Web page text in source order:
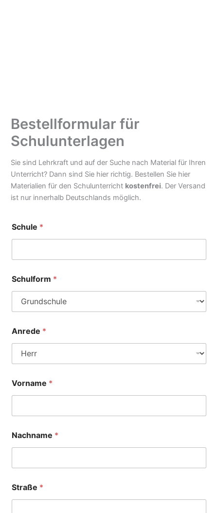
Bestellformular für
Schulunterlagen
Sie sind Lehrkraft und auf der Suche nach Material für Ihren
Unterricht? Dann sind Sie hier richtig. Bestellen Sie hier
Materialien für den Schulunterricht kostenfrei. Der Versand
ist nur innerhalb Deutschlands möglich.
Schule *
Schulform *
Anrede *
Vorname *
Nachname *
Straße *